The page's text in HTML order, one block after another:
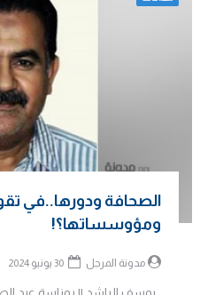
الصحافة ودورها..في
ومؤوسساتها؟!
مدونة المرجل